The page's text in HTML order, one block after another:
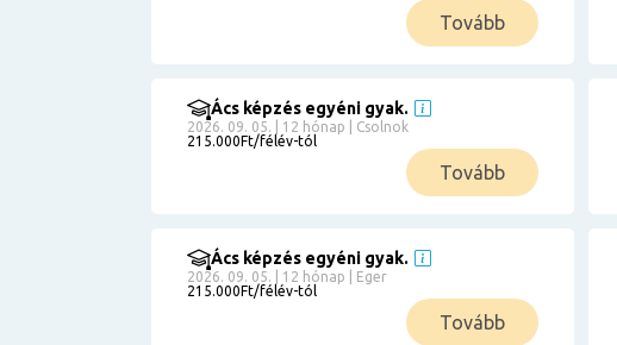
Érettségi
Részletfizetéssel
Tovább
Ács képzés egyéni gyak.
2026. 09. 05. | 12 hónap | Csolnok
215.000Ft/félév-tól
Tovább
Ács képzés egyéni gyak.
2026. 09. 05. | 12 hónap | Eger
215.000Ft/félév-tól
Tovább